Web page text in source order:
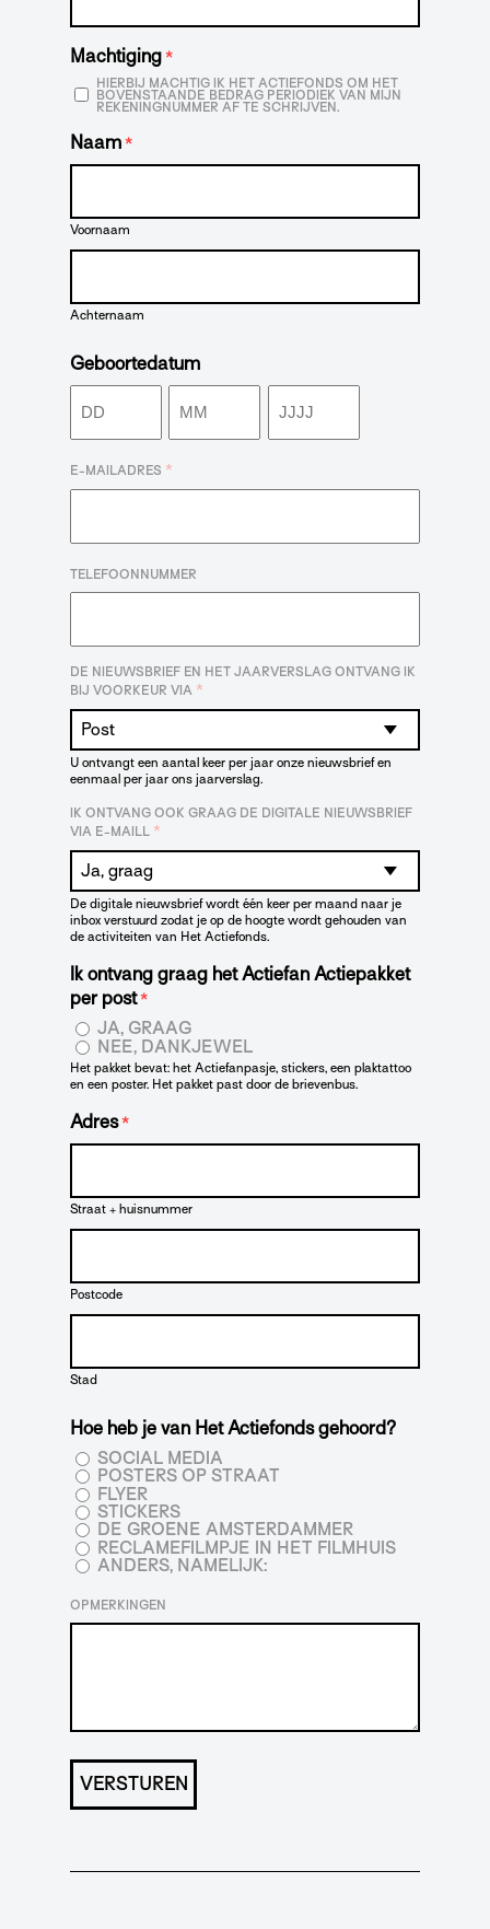
Machtiging *
HIERBIJ MACHTIG IK HET ACTIEFONDS OM HET
BOVENSTAANDE BEDRAG PERIODIEK VAN MIJN
REKENINGNUMMER AF TE SCHRIJVEN.
Naam *
Voornaam
Achternaam
Geboortedatum
Dag Maand Jaar
E-MAILADRES *
TELEFOONNUMMER
DE NIEUWSBRIEF EN HET JAARVERSLAG ONTVANG IK
BIJ VOORKEUR VIA *
U ontvangt een aantal keer per jaar onze nieuwsbrief en
eenmaal per jaar ons jaarverslag.
IK ONTVANG OOK GRAAG DE DIGITALE NIEUWSBRIEF
VIA E-MAILL *
De digitale nieuwsbrief wordt één keer per maand naar je
inbox verstuurd zodat je op de hoogte wordt gehouden van
de activiteiten van Het Actiefonds.
Ik ontvang graag het Actiefan Actiepakket
per post *
JA, GRAAG
NEE, DANKJEWEL
Het pakket bevat: het Actiefanpasje, stickers, een plaktattoo
en een poster. Het pakket past door de brievenbus.
Adres *
Straat + huisnummer
Postcode
Stad
Hoe heb je van Het Actiefonds gehoord?
SOCIAL MEDIA
POSTERS OP STRAAT
FLYER
STICKERS
DE GROENE AMSTERDAMMER
RECLAMEFILMPJE IN HET FILMHUIS
ANDERS, NAMELIJK:
OPMERKINGEN